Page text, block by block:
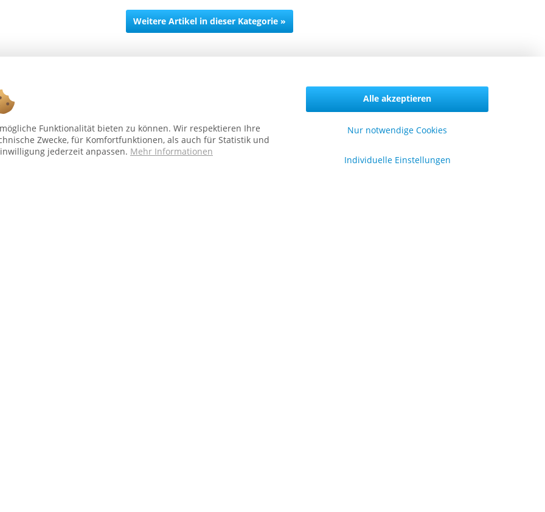
Weitere Artikel in dieser Kategorie »
Ab 75 € versandkostenfrei *
Funktionalität bieten zu können. Wir respektieren Ihre
Zwecke, für Komfortfunktionen, als auch für Statistik und
jederzeit anpassen. Mehr Informationen
Nur notwendige Cookies
Alle akzeptieren
Individuelle Einstellungen